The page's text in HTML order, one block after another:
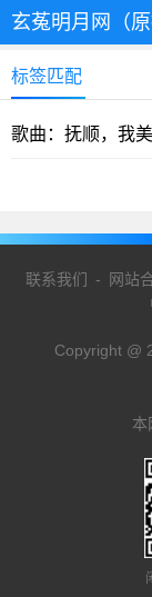
玄菟明月网（
标签匹配
歌曲：抚顺，我
联系我们 - 网站
Copyright @
本